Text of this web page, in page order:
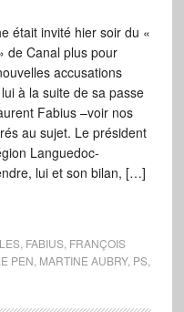
était invité hier soir du «
de Canal plus pour
accusations
à la suite de sa passe
Fabius –voir nos
au sujet. Le président
Languedoc-
lui et son bilan, […]
, FABIUS, FRANÇOIS
PEN MARTINE AUBRY, PS,